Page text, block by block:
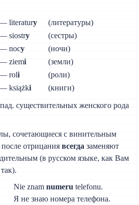
literatury
(литературы)
siostry
(сестры)
nocy
(ночи)
ziemi
(земли)
roli
(роли)
książki (книги)
существительных женского рода
сочетающиеся с винительным
отрицаниявсегда заменяют
(в русском языке, как Вам
Nie znam numeru telefonu.
Я не знаю номера телефона.